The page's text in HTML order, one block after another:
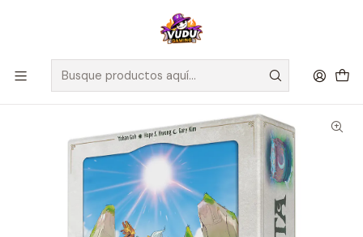
🚀 ¡Despachamos a todo Chile! Envío GRATIS a Regiones sobre
$100.000 y a RM sobre $35.000
Inicio Juegos de Mesa Estrategia Carnuta - Español